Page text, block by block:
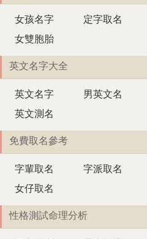
女孩名字 定字取名
女雙胞胎
英文名字大全
英文名字 男英文名
英文測名
免費取名參考
字輩取名 字派取名
女仔取名
性格測試命理分析